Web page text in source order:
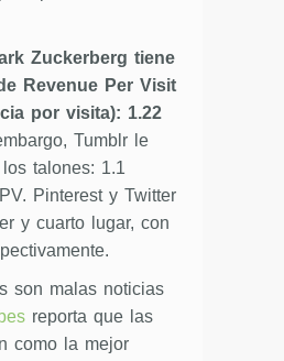
Zuckerberg tiene
Revenue Per Visit
por visita): 1.22
Tumblr le
talones: 1.1
Pinterest y Twitter
y cuarto lugar, con
son malas noticias
reporta que las
como la mejor